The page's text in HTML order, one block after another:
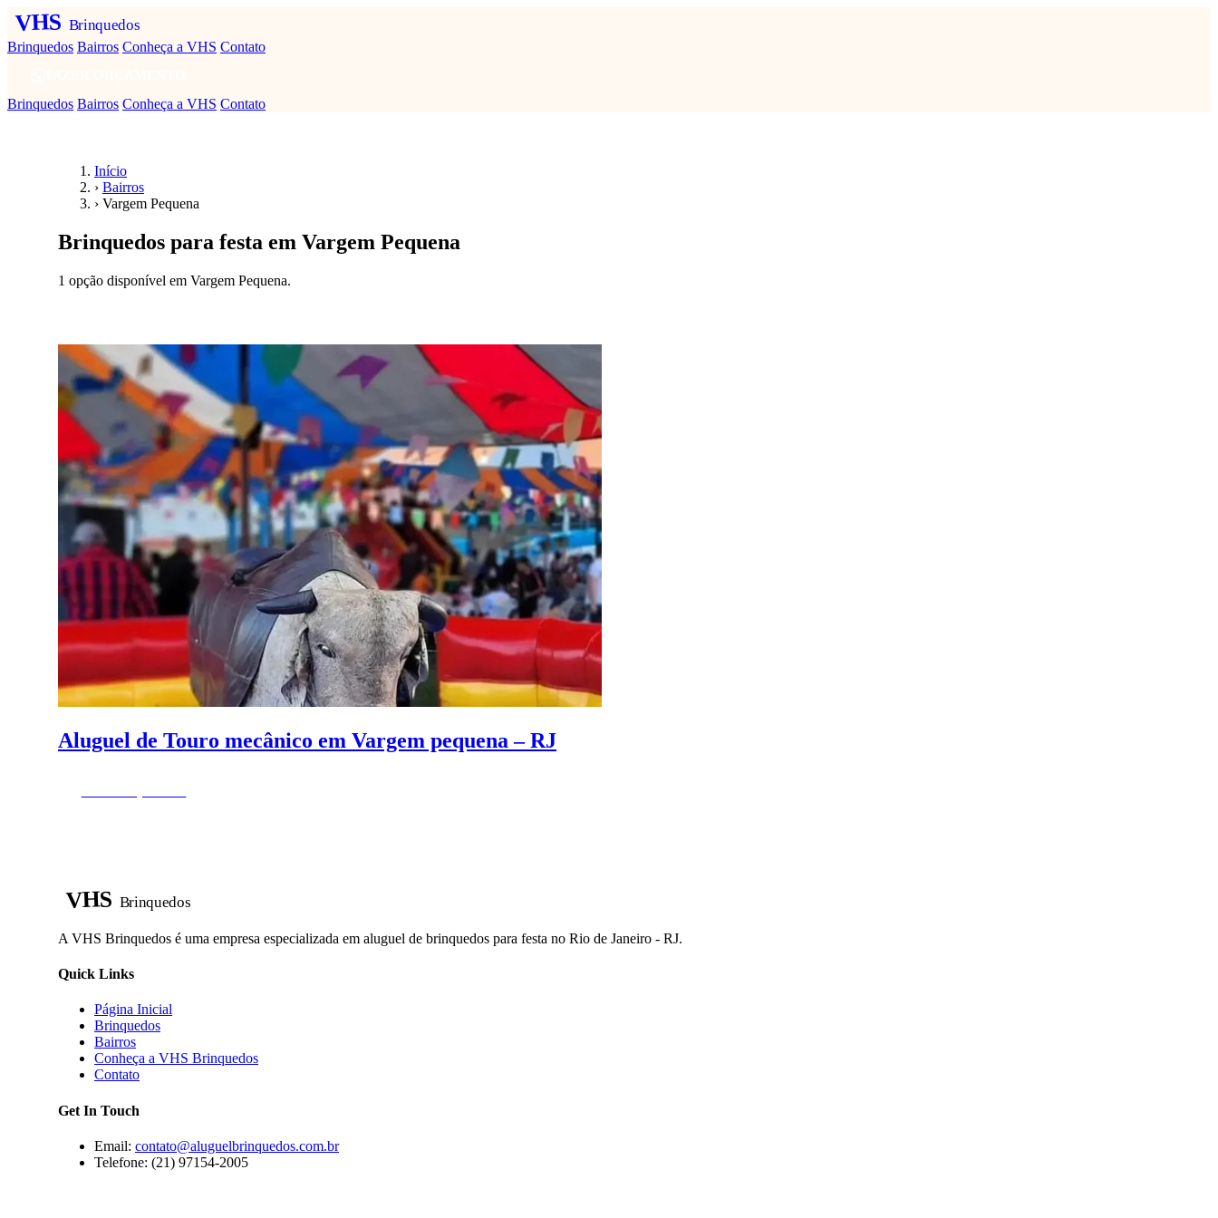
VHS Brinquedos
Brinquedos Bairros Conheça a VHS Contato
Brinquedos Bairros Conheça a VHS Contato
Início
› Bairros
› Vargem Pequena
Brinquedos para festa em Vargem Pequena
1 opção disponível em Vargem Pequena.
Aluguel de Touro mecânico em Vargem pequena – RJ
VHS Brinquedos
A VHS Brinquedos é uma empresa especializada em aluguel de brinquedos para festa no Rio de Janeiro - RJ.
Quick Links
Página Inicial
Brinquedos
Bairros
Conheça a VHS Brinquedos
Contato
Get In Touch
Email: contato@aluguelbrinquedos.com.br
Telefone: (21) 97154-2005